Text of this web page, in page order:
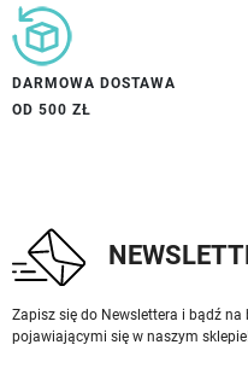
DARMOWA DOSTAWA
OD 500 ZŁ
Zapisz się do Newslettera i bądź
pojawiającymi się w naszym sklepie!